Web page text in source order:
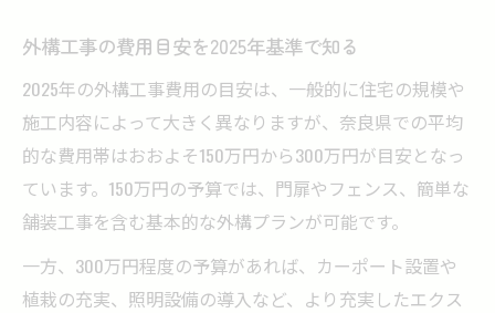
外構工事の費用目安を2025年基準で知る
2025年の外構工事費用の目安は、一般的に住宅の規模や
施工内容によって大きく異なりますが、奈良県での平均
的な費用帯はおおよそ150万円から300万円が目安となっ
ています。150万円の予算では、門扉やフェンス、簡単な
舗装工事を含む基本的な外構プランが可能です。
一方、300万円程度の予算があれば、カーポート設置や
植栽の充実、照明設備の導入など、より充実したエクス